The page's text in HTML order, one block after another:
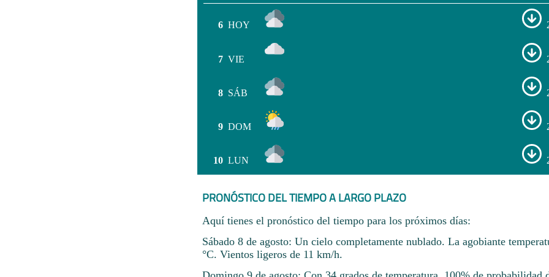
6 HOY
7 VIE
8 SÁB
9 DOM
10 LUN
PRONÓSTICO DEL TIEMPO A LARGO PLAZO
Aquí tienes el pronóstico del tiempo para los próximos días:
Sábado 8 de agosto: Un cielo completamente nublado. La agobiante
°C. Vientos ligeros de 11 km/h.